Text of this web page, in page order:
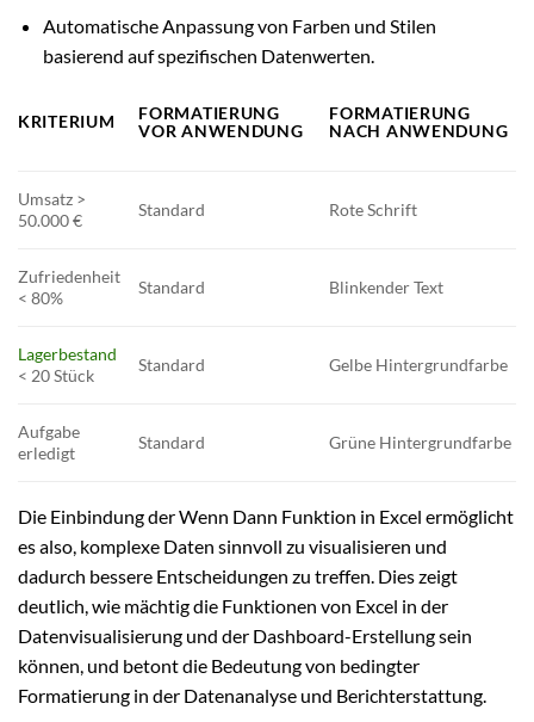
Automatische Anpassung von Farben und Stilen
basierend auf spezifischen Datenwerten.
KRITERIUM
FORMATIERUNG
VOR ANWENDUNG
FORMATIERUNG
NACH ANWENDUNG
Umsatz >
50.000 €
Standard Rote Schrift
Zufriedenheit
< 80%
Standard Blinkender Text
Lagerbestand
< 20 Stück
Standard Gelbe Hintergrundfarbe
Aufgabe
erledigt
Standard Grüne Hintergrundfarbe
Die Einbindung der Wenn Dann Funktion in Excel ermöglicht
es also, komplexe Daten sinnvoll zu visualisieren und
dadurch bessere Entscheidungen zu treffen. Dies zeigt
deutlich, wie mächtig die Funktionen von Excel in der
Datenvisualisierung und der Dashboard-Erstellung sein
können, und betont die Bedeutung von bedingter
Formatierung in der Datenanalyse und Berichterstattung.